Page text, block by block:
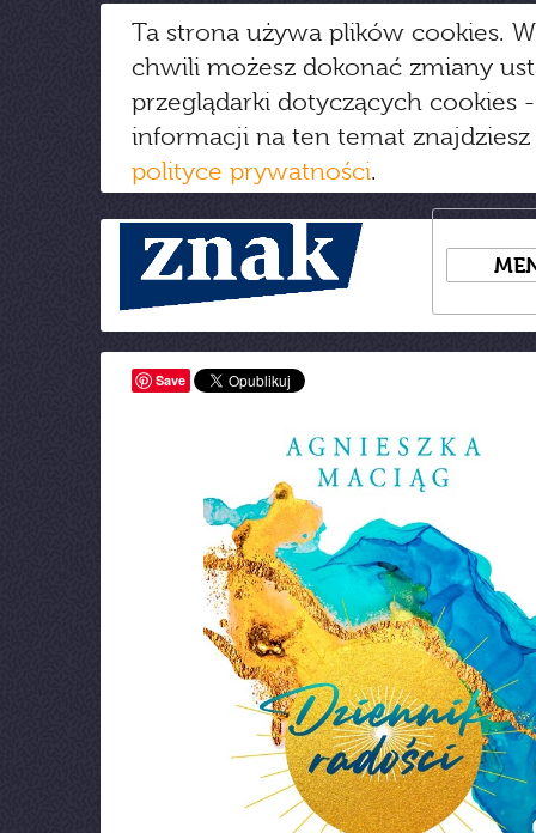
Ta strona używa plików cookies.
chwili możesz dokonać zmiany
przeglądarki dotyczących cookies
informacji na ten temat
polityce prywatności.
Save